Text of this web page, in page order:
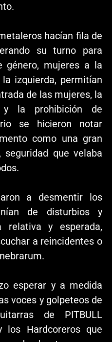
hacían fila de
su turno para
género, mujeres a la
izquierda, permitían
de las mujeres, la
la prohibición de
se hicieron notar
como una gran
seguridad que velaba
a desmentir los
de disturbios y
relativa y esperada,
a reincidentes o
esperar y a medida
voces y golpeteos de
de PITBULL
Hardcoreros que